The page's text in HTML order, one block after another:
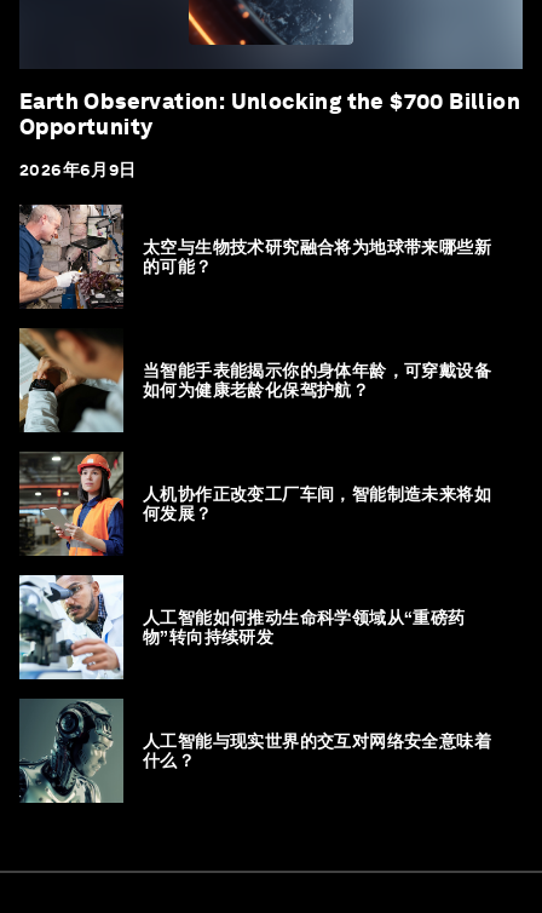
Earth Observation: Unlocking the $700 Billion
Opportunity
2026年6月9日
太空与生物技术研究融合将为地球带来哪些新
的可能？
当智能手表能揭示你的身体年龄，可穿戴设备
如何为健康老龄化保驾护航？
人机协作正改变工厂车间，智能制造未来将如
何发展？
人工智能如何推动生命科学领域从“重磅药
物”转向持续研发
人工智能与现实世界的交互对网络安全意味着
什么？